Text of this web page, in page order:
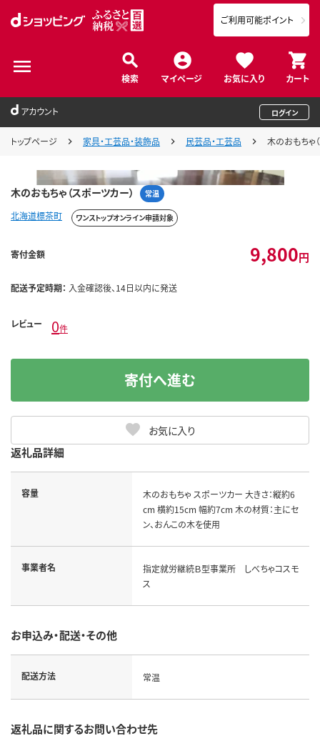
検索 マイページ お気に入り カート
ご利用可能ポイント
アカウント ログイン
トップページ 家具・工芸品・装飾品 民芸品・工芸品 木のおもちゃ
木のおもちゃ（スポーツカー） 常温
北海道標茶町 ワンストップオンライン申請対象
寄付金額 9,800円
配送予定時期： 入金確認後、14日以内に発送
レビュー 0件
お気に入り
寄付へ進む
返礼品詳細
容量
木のおもちゃ スポーツカー 大きさ：縦約6
cm 横約15cm 幅約7cm 木の材質：主にセ
ン、おんこの木を使用
事業者名
指定就労継続Ｂ型事業所 しべちゃコスモ
ス
お申込み・配送・その他
配送方法 常温
返礼品に関するお問い合わせ先